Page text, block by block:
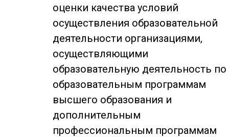
оценки качества условий
осуществления образовательной
деятельности организациями,
осуществляющими
образовательную деятельность по
образовательным программам
высшего образования и
дополнительным
профессиональным программам